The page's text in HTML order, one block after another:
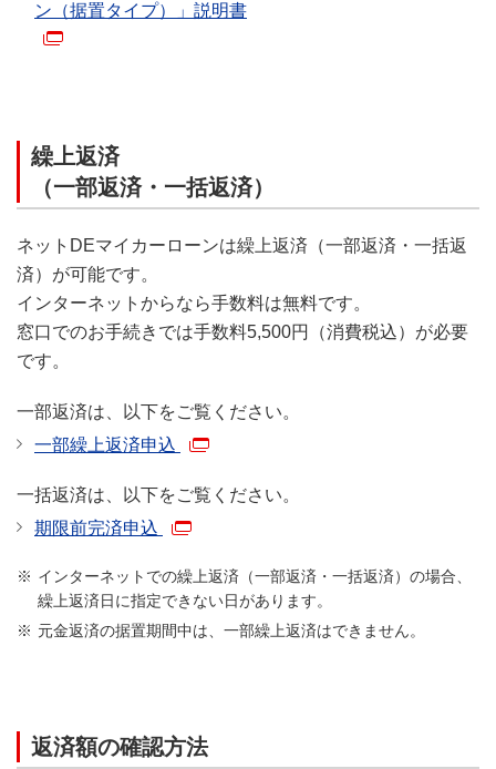
ン（据置タイプ）」説明書
繰上返済
（一部返済・一括返済）
ネットDEマイカーローンは繰上返済（一部返済・一括返
済）が可能です。
インターネットからなら手数料は無料です。
窓口でのお手続きでは手数料5,500円（消費税込）が必要
です。
一部返済は、以下をご覧ください。
一部繰上返済申込
一括返済は、以下をご覧ください。
期限前完済申込
インターネットでの繰上返済（一部返済・一括返済）の場合、
繰上返済日に指定できない日があります。
元金返済の据置期間中は、一部繰上返済はできません。
返済額の確認方法